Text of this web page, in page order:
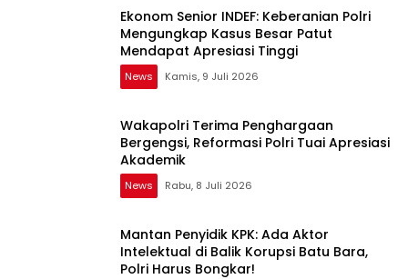
Ekonom Senior INDEF: Keberanian Polri
Mengungkap Kasus Besar Patut
Mendapat Apresiasi Tinggi
News Kamis, 9 Juli 2026
Wakapolri Terima Penghargaan
Bergengsi, Reformasi Polri Tuai Apresiasi
Akademik
News Rabu, 8 Juli 2026
Mantan Penyidik KPK: Ada Aktor
Intelektual di Balik Korupsi Batu Bara,
Polri Harus Bongkar!